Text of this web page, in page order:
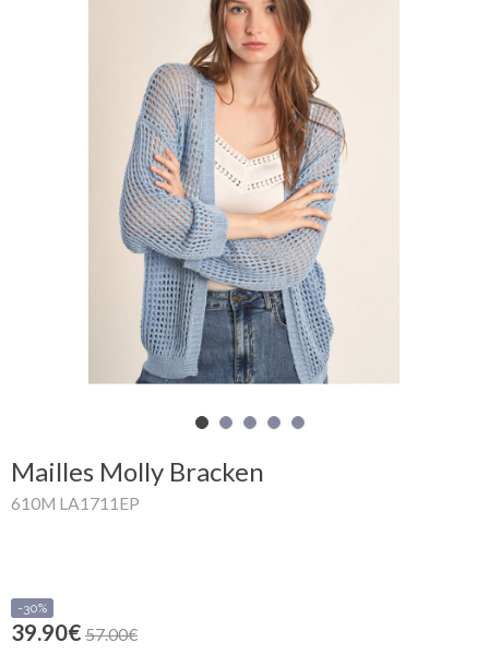
Enregistrer
Mon
panier
Glispe
Femme
Homme
Mailles Molly Bracken
610M LA1711EP
-30%
39.90€ 57.00€